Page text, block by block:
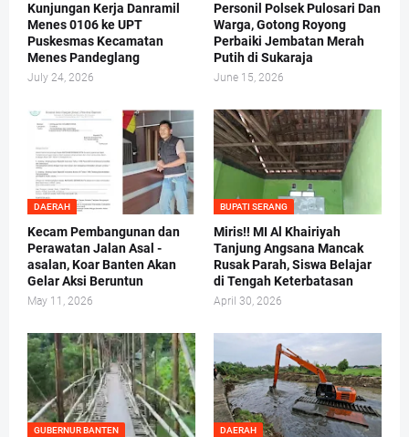
Kunjungan Kerja Danramil
Menes 0106 ke UPT
Puskesmas Kecamatan
Menes Pandeglang
July 24, 2026
Personil Polsek Pulosari Dan
Warga, Gotong Royong
Perbaiki Jembatan Merah
Putih di Sukaraja
June 15, 2026
DAERAH
Kecam Pembangunan dan
Perawatan Jalan Asal -
asalan, Koar Banten Akan
Gelar Aksi Beruntun
May 11, 2026
BUPATI SERANG
Miris!! MI Al Khairiyah
Tanjung Angsana Mancak
Rusak Parah, Siswa Belajar
di Tengah Keterbatasan
April 30, 2026
GUBERNUR BANTEN DAERAH